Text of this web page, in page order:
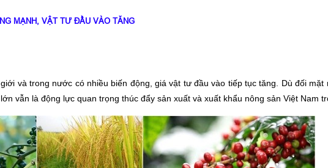
MẠNH, VẬT TƯ ĐẦU VÀO TĂNG
và trong nước có nhiều biến động, giá vật tư đầu vào tiếp tục tăng. Dù đối mặt
vẫn là động lực quan trọng thúc đẩy sản xuất và xuất khẩu nông sản Việt Nam